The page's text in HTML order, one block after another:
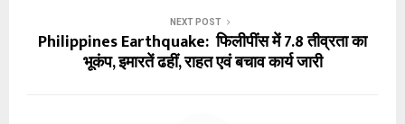
NEXT POST
Philippines Earthquake: फिलीपींस में 7.8 तीव्रता का
भूकंप, इमारतें ढहीं, राहत एवं बचाव कार्य जारी